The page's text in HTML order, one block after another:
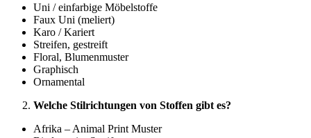
Uni / einfarbige Möbelstoffe
Faux Uni (meliert)
Karo / Kariert
Streifen, gestreift
Floral, Blumenmuster
Graphisch
Ornamental
Welche Stilrichtungen von Stoffen gibt es?
Afrika – Animal Print Muster